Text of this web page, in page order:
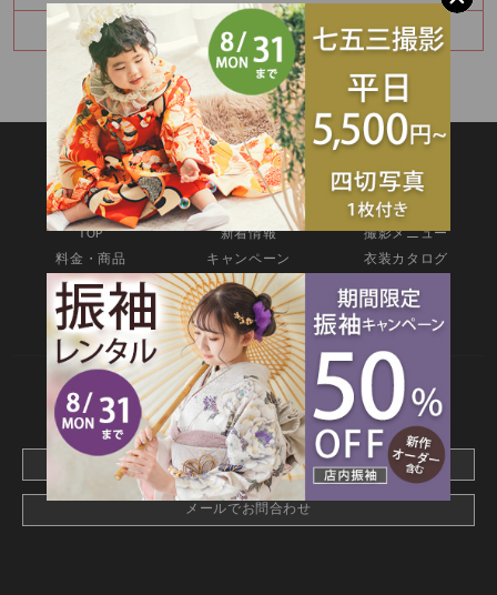
ハーフバースデー撮影のご予約承り中です
SITEMAP
TOP 新着情報
撮影メニュー
料金・商品
キャンペーン
衣装カタログ
店舗情報
よくあるご質問
web撮影予約
CONTACT
webでご予約はこちら
メールでお問合わせ